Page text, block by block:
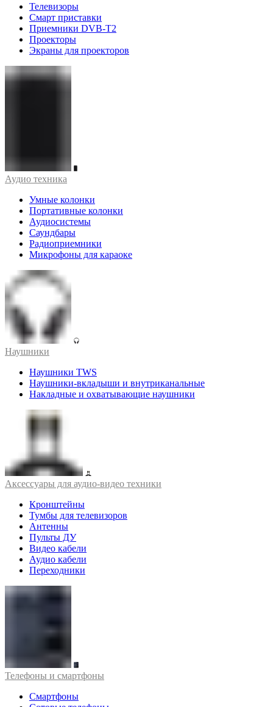
Телевизоры
Смарт приставки
Приемники DVB-T2
Проекторы
Экраны для проекторов
Аудио техника
Умные колонки
Портативные колонки
Аудиосистемы
Саундбары
Радиоприемники
Микрофоны для караоке
Наушники
Наушники TWS
Наушники-вкладыши и внутриканальные
Накладные и охватывающие наушники
Аксессуары для аудио-видео техники
Кронштейны
Тумбы для телевизоров
Антенны
Пульты ДУ
Видео кабели
Аудио кабели
Переходники
Телефоны и смартфоны
Смартфоны